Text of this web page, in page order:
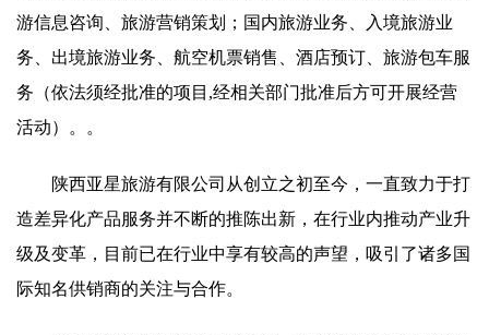
游信息咨询、旅游营销策划；国内旅游业务、入境旅游业
务、出境旅游业务、航空机票销售、酒店预订、旅游包车服
务（依法须经批准的项目,经相关部门批准后方可开展经营
活动）。。
陕西亚星旅游有限公司从创立之初至今，一直致力于打
造差异化产品服务并不断的推陈出新，在行业内推动产业升
级及变革，目前已在行业中享有较高的声望，吸引了诸多国
际知名供销商的关注与合作。